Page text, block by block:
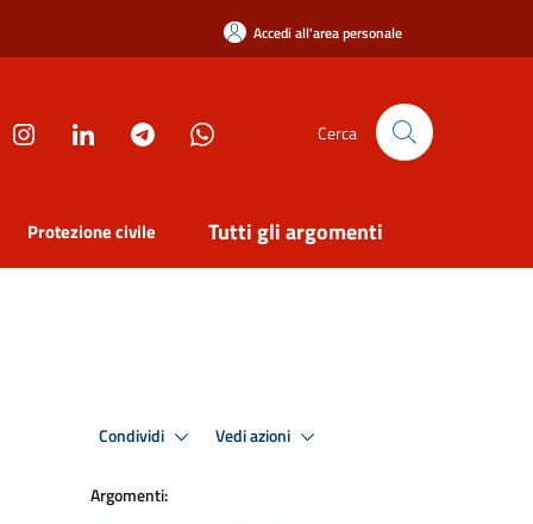
Accedi all'area personale
Cerca
Protezione civile Tutti gli argomenti
Condividi Vedi azioni
Argomenti: